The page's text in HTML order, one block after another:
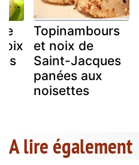
Topinambours
et noix de
Saint-Jacques
panées aux
noisettes
A lire également